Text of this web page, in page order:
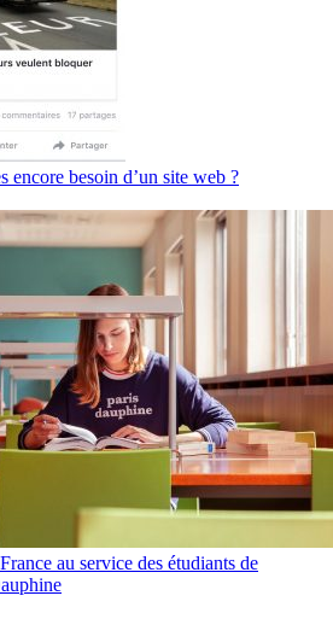
encore besoin d’un site web ?
au service des étudiants de